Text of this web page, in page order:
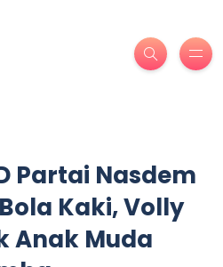
Partai Nasdem
Kaki, Volly
Anak Muda